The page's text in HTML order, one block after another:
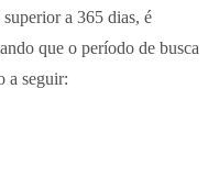
a 365 dias, é
que o período de busca
a seguir: